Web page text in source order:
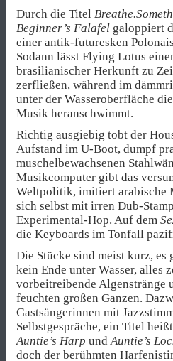
Durch die Titel
Beginner’s Falafel galoppiert
einer antik-futuresken
Sodann lässt Flying Lotus
brasilianischer Herkunft zu
zerfließen, während im
unter der Wasseroberfläche die
Musik heranschwimmt.
Richtig ausgiebig tobt der
Aufstand im U-Boot, dumpf
muschelbewachsenen
Musikcomputer gibt das
Weltpolitik, imitiert arabische
sich selbst mit irren Dub-
Experimental-Hop. Auf dem
die Keyboards im Tonfall
Die Stücke sind meist kurz,
kein Ende unter Wasser, alles
vorbeitreibende Algenstränge
feuchten großen Ganzen.
Gastsängerinnen mit
Selbstgespräche, ein Titel heißt
Auntie’s Harp undAuntie’s
doch der berühmten